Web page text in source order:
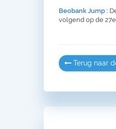
Beobank Jump :
volgend op de
Terug naar